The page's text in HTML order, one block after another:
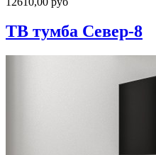
ТВ тумба Север-8